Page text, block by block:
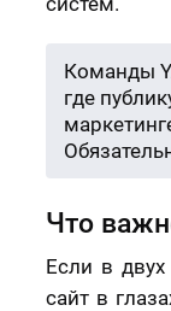
Команды
где
Что
Если в двух
сайт в